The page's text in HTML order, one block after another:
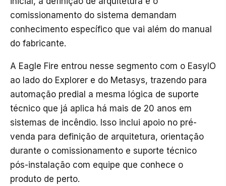
comissionamento do sistema demandam
conhecimento específico que vai além do manual
do fabricante.
A Eagle Fire entrou nesse segmento com o EasyIO
ao lado do Explorer e do Metasys, trazendo para
automação predial a mesma lógica de suporte
técnico que já aplica há mais de 20 anos em
sistemas de incêndio. Isso inclui apoio no pré-
venda para definição de arquitetura, orientação
durante o comissionamento e suporte técnico
pós-instalação com equipe que conhece o
produto de perto.